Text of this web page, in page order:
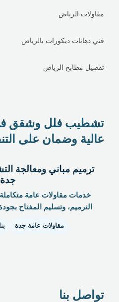
مقاولات الرياض
فني دهانات ديكورات بالرياض
تفصيل مطابخ الرياض
تشطيب فلل وشقق
عالية وضمان على
ترميم مباني ومعالجة
جدة
خدمات مقاولات عامة
الترميم، وتسليم المفتاح
مقاولات عامة جدة
تواصل بنا